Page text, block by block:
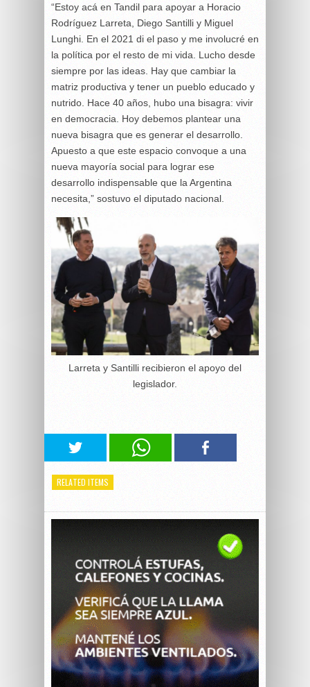
“Estoy acá en Tandil para apoyar a Horacio
Rodríguez Larreta, Diego Santilli y Miguel
Lunghi. En el 2021 di el paso y me involucré en
la política por el resto de mi vida. Lucho desde
siempre por las ideas. Hay que cambiar la
matriz productiva y tener un pueblo educado y
nutrido. Hace 40 años, hubo una bisagra: vivir
en democracia. Hoy debemos plantear una
nueva bisagra que es generar el desarrollo.
Apuesto a que este espacio convoque a una
nueva mayoría social para lograr ese
desarrollo indispensable que la Argentina
necesita,” sostuvo el diputado nacional.
Larreta y Santilli recibieron el apoyo del
legislador.
RELATED ITEMS